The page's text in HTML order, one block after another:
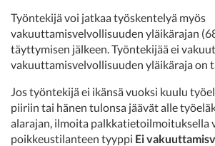
Työntekijä voi jatkaa työskentelyä myös
vakuuttamisvelvollisuuden yläikärajan
täyttymisen jälkeen. Työntekijää ei
vakuuttamisvelvollisuuden yläikäraja on
Jos työntekijä ei ikänsä vuoksi kuulu
piiriin tai hänen tulonsa jäävät alle
alarajan, ilmoita palkkatietoilmoituksella
poikkeustilanteen tyyppi Ei